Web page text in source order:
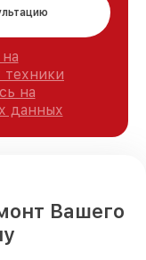
на
данных
Вашего